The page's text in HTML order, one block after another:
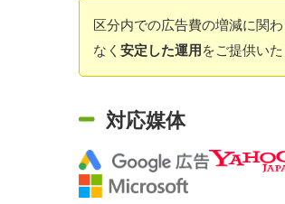
区分内での広告費の増減に関わ
なく 安定した運用をご提供いた
対応媒体